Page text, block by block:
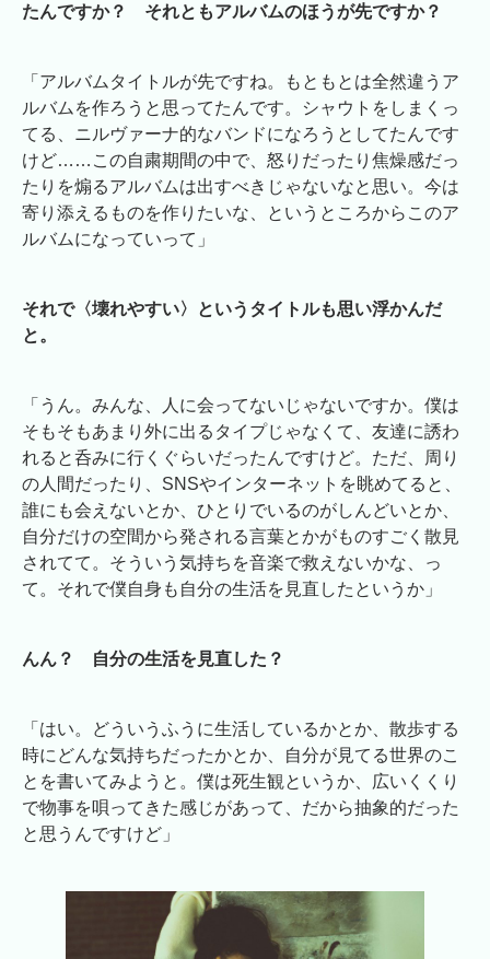
たんですか？ それともアルバムのほうが先ですか？
「アルバムタイトルが先ですね。もともとは全然違うア
ルバムを作ろうと思ってたんです。シャウトをしまくっ
てる、ニルヴァーナ的なバンドになろうとしてたんです
けど……この自粛期間の中で、怒りだったり焦燥感だっ
たりを煽るアルバムは出すべきじゃないなと思い。今は
寄り添えるものを作りたいな、というところからこのア
ルバムになっていって」
それで〈壊れやすい〉というタイトルも思い浮かんだ
と。
「うん。みんな、人に会ってないじゃないですか。僕は
そもそもあまり外に出るタイプじゃなくて、友達に誘わ
れると呑みに行くぐらいだったんですけど。ただ、周り
の人間だったり、SNSやインターネットを眺めてると、
誰にも会えないとか、ひとりでいるのがしんどいとか、
自分だけの空間から発される言葉とかがものすごく散見
されてて。そういう気持ちを音楽で救えないかな、っ
て。それで僕自身も自分の生活を見直したというか」
んん？ 自分の生活を見直した？
「はい。どういうふうに生活しているかとか、散歩する
時にどんな気持ちだったかとか、自分が見てる世界のこ
とを書いてみようと。僕は死生観というか、広いくくり
で物事を唄ってきた感じがあって、だから抽象的だった
と思うんですけど」